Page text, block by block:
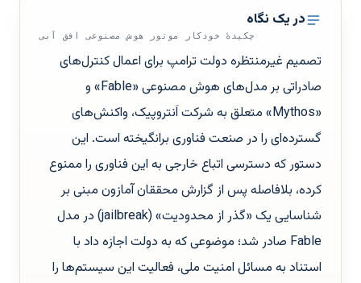
در یک نگاه
چکیدهٔ خودکار موتور هوش مصنوعی افق آبی
تصمیم غیرمنتظره دولت ترامپ برای اعمال کنترل‌های
صادراتی بر مدل‌های هوش مصنوعی «Fable» و
«Mythos» متعلق به شرکت اَنتروپیک، واکنش‌های
گسترده‌ای را در صنعت فناوری برانگیخته است. این
دستور که دسترسی اتباع خارجی به این فناوری را ممنوع
کرده، بلافاصله پس از گزارش محققان آمازون مبنی بر
شناسایی یک «گذر از محدودیت» (jailbreak) در مدل
Fable صادر شد؛ موضوعی که به دولت اجازه داد با
استناد به مسائل امنیت ملی، فعالیت این سیستم‌ها را